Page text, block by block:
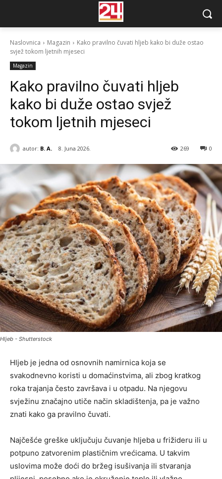
Naslovnica Magazin
Kako pravilno čuvati hljeb kako bi duže ostao
svjež tokom ljetnih mjeseci
Magazin
Kako pravilno čuvati hljeb
kako bi duže ostao svjež
tokom ljetnih mjeseci
autor: B. A. 8. Juna 2026. 0
269
Hljeb - Shutterstock
Hljeb je jedna od osnovnih namirnica koja se
svakodnevno koristi u domaćinstvima, ali zbog kratkog
roka trajanja često završava i u otpadu. Na njegovu
svježinu značajno utiče način skladištenja, pa je važno
znati kako ga pravilno čuvati.
Najčešće greške uključuju čuvanje hljeba u frižideru ili u
potpuno zatvorenim plastičnim vrećicama. U takvim
uslovima može doći do bržeg isušivanja ili stvaranja